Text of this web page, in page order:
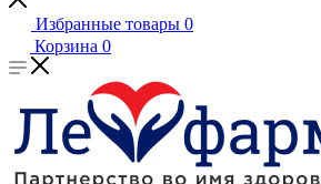
Избранные товары 0
Корзина 0